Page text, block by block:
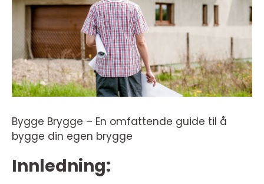
Bygge Brygge – En omfattende guide til å
bygge din egen brygge
Innledning: